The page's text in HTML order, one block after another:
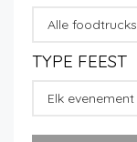
Alle foodtrucks
TYPE FEEST
Elk evenement